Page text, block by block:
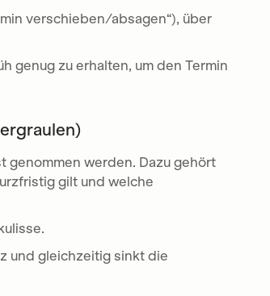
verschieben/absagen“), über
genug zu erhalten, um den Termin
genommen werden. Dazu gehört
gilt und welche
und gleichzeitig sinkt die